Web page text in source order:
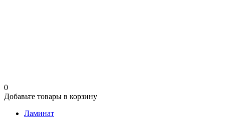
0
Добавьте товары в корзину
Ламинат